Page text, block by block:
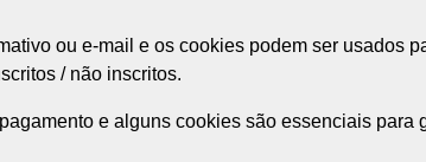
ou e-mail e os cookies podem ser usados
/ não inscritos.
e alguns cookies são essenciais para